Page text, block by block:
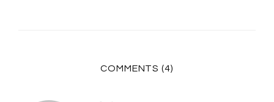
COMMENTS (4)